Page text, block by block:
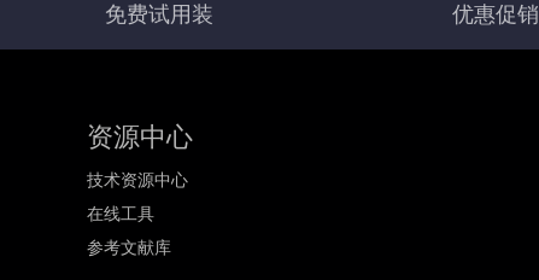
免费试用装 优惠促销
资源中心
技术资源中心
在线工具
参考文献库